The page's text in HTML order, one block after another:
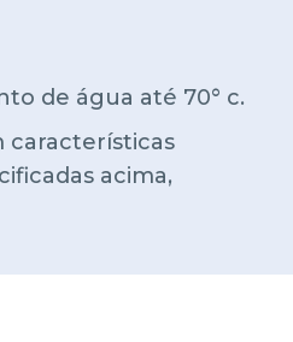
de água até 70° c.
características
acima,